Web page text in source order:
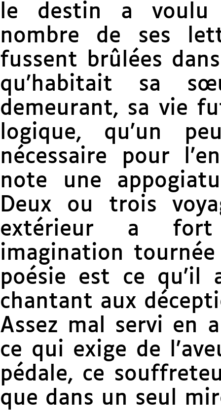
le destin a voulu
nombre de ses
fussent brûlées
qu’habitait sa
demeurant, sa vie
logique, qu’un
nécessaire pour
note une
Deux ou trois
extérieur a
imagination
poésie est ce qu’il
chantant aux
Assez mal servi en
ce qui exige de
pédale, ce
que dans un seul